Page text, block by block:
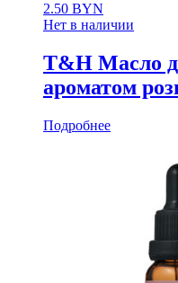
2.50 BYN
Нет в наличии
T&H Масло
ароматом
Подробнее